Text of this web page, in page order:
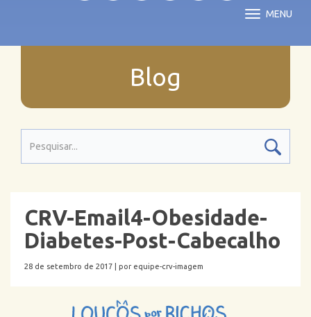
MENU
Blog
CRV-Email4-Obesidade-
Diabetes-Post-Cabecalho
28 de setembro de 2017 | por equipe-crv-imagem